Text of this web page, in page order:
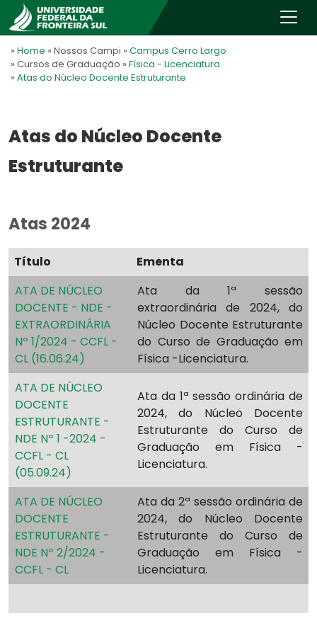
» Home » Nossos Campi » Campus Cerro Largo
» Cursos de Graduação » Física - Licenciatura
» Atas do Núcleo Docente Estruturante
Atas do Núcleo Docente
Estruturante
Atas 2024
Título
Ementa
ATA DE NÚCLEO
DOCENTE - NDE -
EXTRAORDINÁRIA
Nº 1/2024 - CCFL -
CL (16.06.24)
Ata da 1ª sessão
extraordinária de 2024, do
Núcleo Docente Estruturante
do Curso de Graduação em
Física -Licenciatura.
ATA DE NÚCLEO
DOCENTE
ESTRUTURANTE -
NDE Nº 1 -2024 -
CCFL - CL
(05.09.24)
Ata da 1ª sessão ordinária de
2024, do Núcleo Docente
Estruturante do Curso de
Graduação em Física -
Licenciatura.
ATA DE NÚCLEO
DOCENTE
ESTRUTURANTE -
NDE Nº 2/2024 -
CCFL - CL
Ata da 2ª sessão ordinária de
2024, do Núcleo Docente
Estruturante do Curso de
Graduação em Física -
Licenciatura.